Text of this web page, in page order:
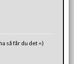
så får du det =)